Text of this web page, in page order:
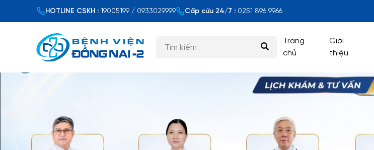
HOTLINE CSKH : 19005199 / 0933029999 Cấp cứu 24/7 : 0251 896 9966
Trang
chủ
Giới
thiệu